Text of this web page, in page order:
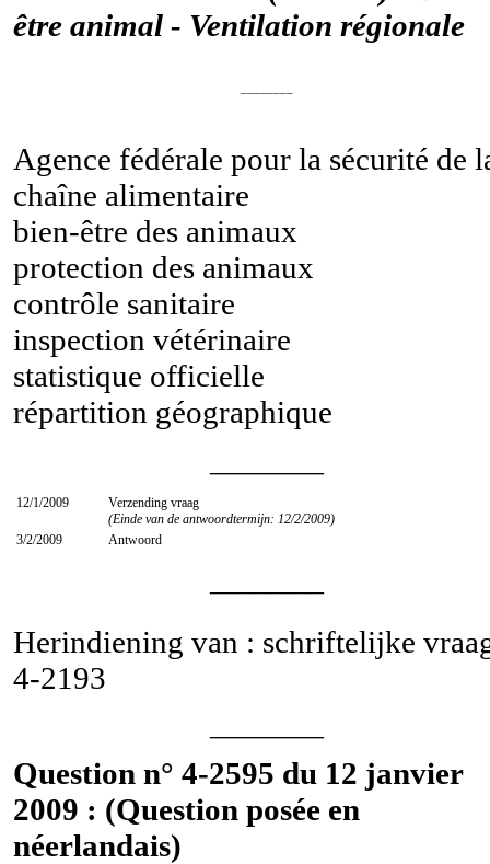
être animal - Ventilation régionale
Agence fédérale pour la sécurité de
chaîne alimentaire
bien-être des animaux
protection des animaux
contrôle sanitaire
inspection vétérinaire
statistique officielle
répartition géographique
12/1/2009
Verzending vraag
(Einde van de antwoordtermijn: 12/2/2009)
3/2/2009
Antwoord
Herindiening van : schriftelijke
4-2193
Question n° 4-2595 du 12 janvier
2009 : (Question posée en
néerlandais)